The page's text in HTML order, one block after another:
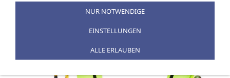
NUR NOTWENDIGE
EINSTELLUNGEN
ALLE ERLAUBEN